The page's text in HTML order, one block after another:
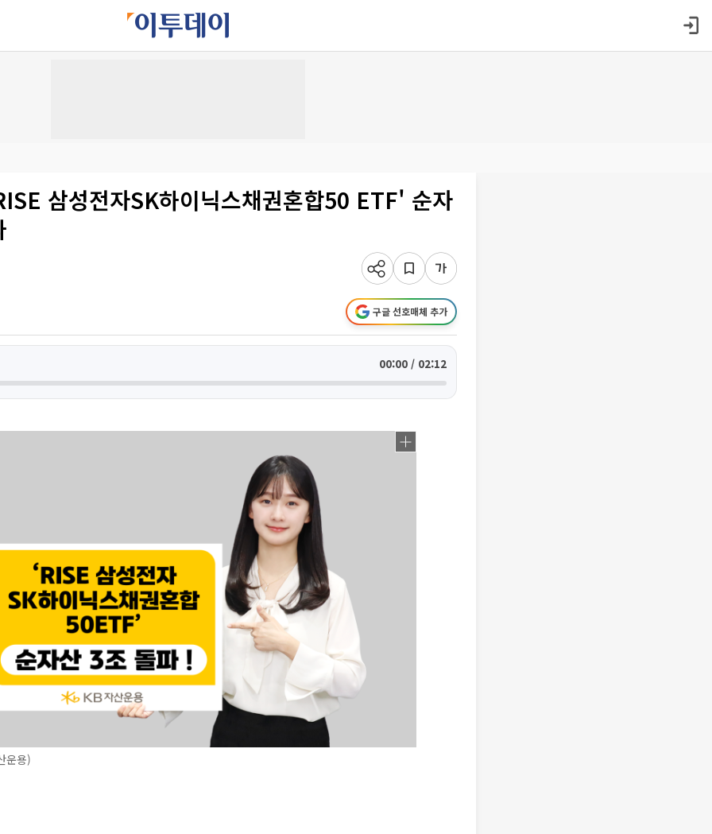
삼성전자SK하이닉스채권혼합50 ETF' 순자
구글 선호매체 추가
00:00 / 02:12
운용)